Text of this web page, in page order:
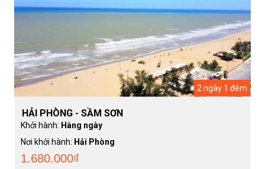
2 ngày 1 đêm
HẢI PHÒNG - SẦM SƠN
Khởi hành: Hàng ngày
Nơi khởi hành: Hải Phòng
1.680.000₫